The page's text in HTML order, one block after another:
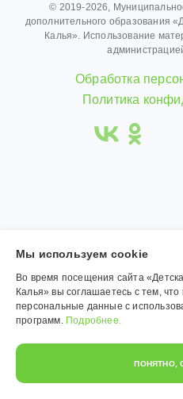
© 2019-2026,
дополнительного образования
Калья». Использование
Обработка
Политика
Мы используем сookie
Во время посещения сайта
Калья» вы соглашаетесь с тем,
персональные данные с
программ. Подробнее.
ПОНЯТНО,